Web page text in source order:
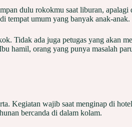
dulu rokokmu saat liburan,
tempat umum yang banyak anak-anak.
Tidak ada juga petugas yang akan
hamil, orang yang punya masalah
Kegiatan wajib saat menginap di
bercanda di dalam kolam.